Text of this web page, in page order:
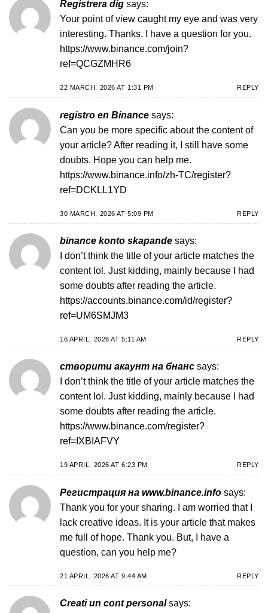
Registrera dig says:
Your point of view caught my eye and was very
interesting. Thanks. I have a question for you.
https://www.binance.com/join?
ref=QCGZMHR6
22 MARCH, 2026 AT 1:31 PM REPLY
registro en Binance says:
Can you be more specific about the content of
your article? After reading it, I still have some
doubts. Hope you can help me.
https://www.binance.info/zh-TC/register?
ref=DCKLL1YD
30 MARCH, 2026 AT 5:09 PM REPLY
binance konto skapande says:
I don’t think the title of your article matches the
content lol. Just kidding, mainly because I had
some doubts after reading the article.
https://accounts.binance.com/id/register?
ref=UM6SMJM3
16 APRIL, 2026 AT 5:11 AM REPLY
створити акаунт на бнанс says:
I don’t think the title of your article matches the
content lol. Just kidding, mainly because I had
some doubts after reading the article.
https://www.binance.com/register?
ref=IXBIAFVY
19 APRIL, 2026 AT 6:23 PM REPLY
Регистрация на www.binance.info says:
Thank you for your sharing. I am worried that I
lack creative ideas. It is your article that makes
me full of hope. Thank you. But, I have a
question, can you help me?
21 APRIL, 2026 AT 9:44 AM REPLY
Creati un cont personal says: